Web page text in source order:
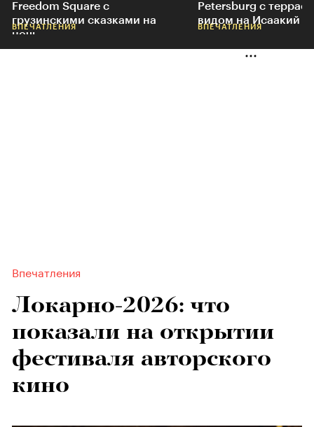
Freedom Square c
грузинскими сказками на
ночь
ВПЕЧАТЛЕНИЯ
Petersburg с
видом на Исаакий
ВПЕЧАТЛЕНИЯ
Впечатления
Локарно-2026: что
показали на открытии
фестиваля авторского
кино